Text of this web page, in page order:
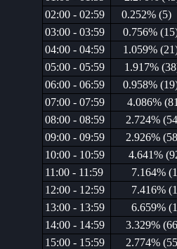
02:00 - 02:59
0.252% (5)
03:00 - 03:59
0.756%
04:00 - 04:59
1.059%
05:00 - 05:59
1.917%
06:00 - 06:59
0.958%
07:00 - 07:59
4.086%
08:00 - 08:59
2.724%
09:00 - 09:59
2.926%
10:00 - 10:59
4.641%
11:00 - 11:59
7.164%
12:00 - 12:59
7.416%
13:00 - 13:59
6.659%
14:00 - 14:59
3.329%
15:00 - 15:59
2.774%